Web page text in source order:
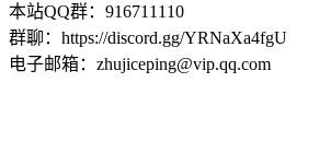
本站QQ群：916711110
群聊：https://discord.gg/YRNaXa4fgU
电子邮箱：zhujiceping@vip.qq.com